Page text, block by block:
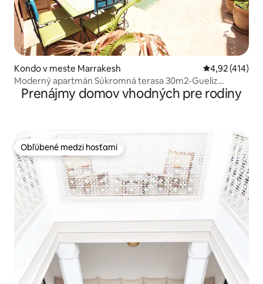
Kondo v meste Marrakesh Priemerné
4,92 (414)
Moderný apartmán Súkromná terasa 30m2-Gueliz
centrum
Prenájmy domov vhodných pre rodiny
Obľúbené medzi hosťami
Obľúbené medzi hosťami